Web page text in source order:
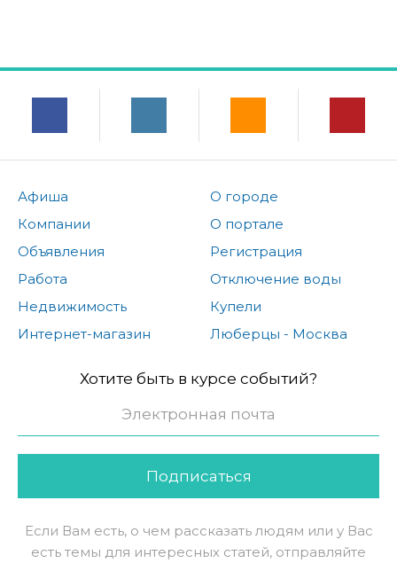
Афиша
Компании
Объявления
Работа
Недвижимость
Интернет-магазин
О городе
О портале
Регистрация
Отключение воды
Купели
Люберцы - Москва
Хотите быть в курсе событий?
Подписаться
Если Вам есть, о чем рассказать людям или у Вас
есть темы для интересных статей, отправляйте